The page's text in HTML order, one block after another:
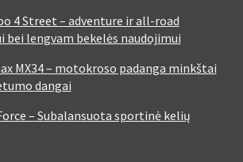
4 Street – adventure ir all-road
bei lengvam bekelės naudojimui
MX34 – motokroso padanga minkštai
dangai
– Subalansuota sportinė kelių